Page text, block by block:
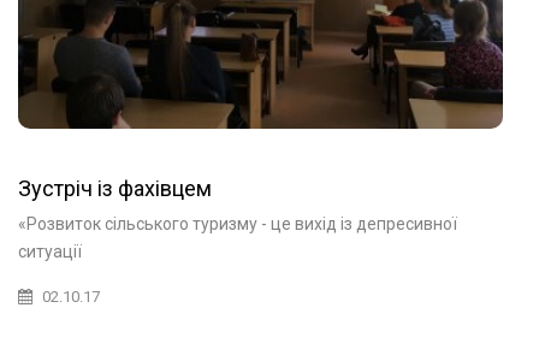
Зустріч із фахівцем
«Розвиток сільського туризму - це вихід із депресивної
ситуації
02.10.17